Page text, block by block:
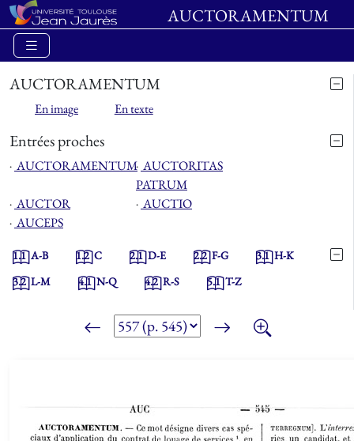
AUCTORAMENTUM
AUCTORAMENTUM
En image En texte
Entrées proches
⋅ AUCTORAMENTUM⋅ AUCTORITAS
PATRUM
⋅ AUCTOR ⋅ AUCTIO
⋅ AUCEPS
1.1A-B 1.2C 2.1D-E 2.2F-G 3.1H-K
3.2L-M 4.1N-Q 4.2R-S 5.1T-Z